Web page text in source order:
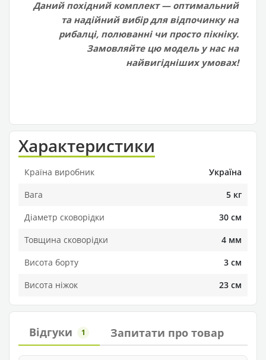
Даний похідний комплект — оптимальний
та надійний вибір для відпочинку на
рибалці, полюванні чи просто пікніку.
Замовляйте цю модель у нас на
найвигідніших умовах!
Характеристики
Країна виробник
Україна
Вага
5 кг
Діаметр сковорідки
30 см
Товщина сковорідки
4 мм
Висота борту
3 см
Висота ніжок
23 см
Відгуки 1 Запитати про товар